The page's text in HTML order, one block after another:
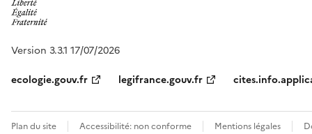
Version 3.3.1 17/07/2026
ecologie.gouv.fr
legifrance.gouv.fr
Plan du site Accessibilité: non conforme Mentions légales